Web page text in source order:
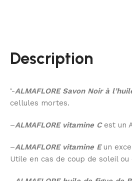
Description
‘-ALMAFLORE Savon Noir à
cellules mortes.
–ALMAFLORE vitamine Cest un
–ALMAFLORE vitamine Eun
Utile en cas de coup de soleil